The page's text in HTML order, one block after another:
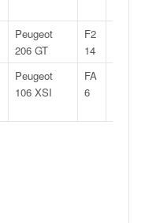
Peugeot
206 GT
F2
14
Peugeot
106 XSI
FA
6